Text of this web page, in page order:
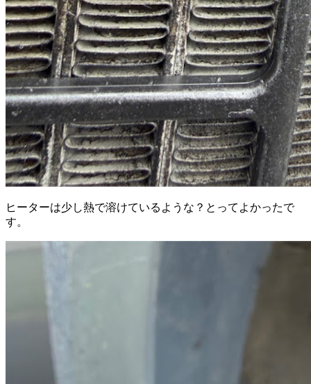
ヒーターは少し熱で溶けているような？とってよかったで
す。